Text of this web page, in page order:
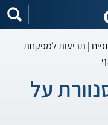
| תביעות למפקחת
על